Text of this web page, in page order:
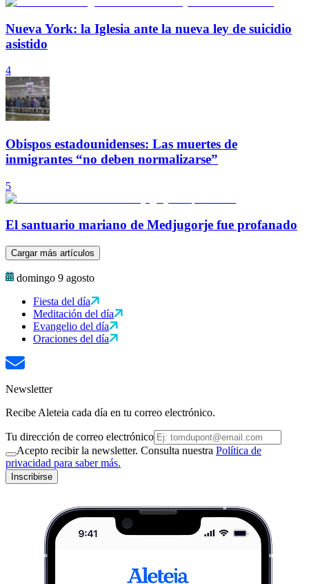
Nueva York: la Iglesia ante la nueva ley de suicidio
asistido
4
Obispos estadounidenses: Las muertes de
inmigrantes “no deben normalizarse”
5
El santuario mariano de Medjugorje fue profanado
Cargar más artículos
domingo 9 agosto
Fiesta del día
Meditación del día
Evangelio del día
Oraciones del día
Newsletter
Recibe Aleteia cada día en tu correo electrónico.
Tu dirección de correo electrónico
Acepto recibir la newsletter. Consulta nuestra Política de
privacidad para saber más.
Inscribirse